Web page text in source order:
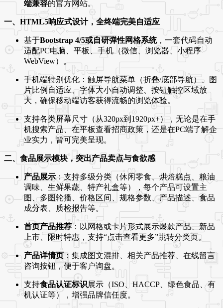
端兼容的官方网站。
一、HTML5响应式设计，全终端完美自适应
基于Bootstrap 4/5或自研弹性网格系统，一套代码自动
适配PC电脑、平板、手机（微信、浏览器、小程序
WebView）。
手机端特别优化：触屏导航菜单（折叠/底部导航）、图
片比例自适应、字体大小自动调整、按钮触控区域放
大，确保移动端访客获得流畅的浏览体验。
支持各类屏幕尺寸（从320px到1920px+），无论是在手
机搜索产品、在平板查看招商政策，还是在PC端了解企
业实力，皆可完美呈现。
二、食品展示模块，突出产品卖点与食欲感
产品展示 ：支持多级分类（休闲零食、烘焙糕点、粮油
调味、生鲜果蔬、特产礼盒等），每个产品可设置主
图、多图轮播、价格区间、规格参数、产品描述、食品
成分表、质检报告等。
首页产品推荐：以网格或卡片形式展示爆款产品、新品
上市、限时特惠，支持“点击查看更多”跳转分类页。
产品详情页：集成图文混排、相关产品推荐、在线留言
咨询按钮，便于客户询盘。
支持食品认证标识展示（ISO、HACCP、绿色食品、有
机认证等），增强品牌信任度。